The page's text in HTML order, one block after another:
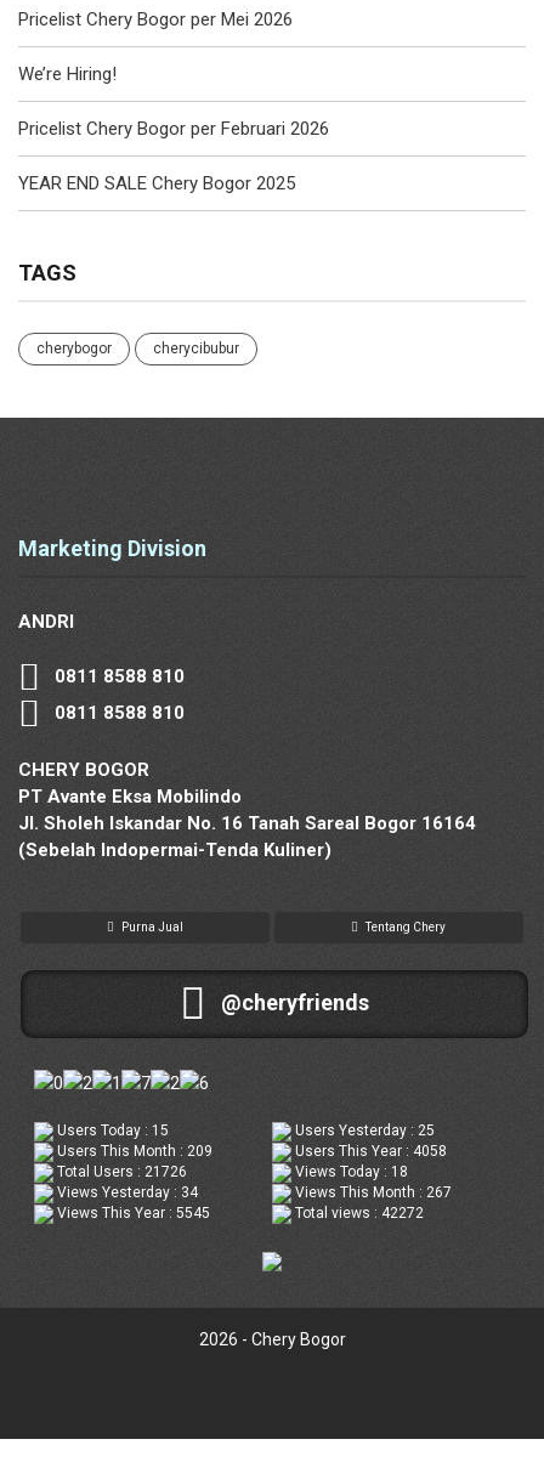
Pricelist Chery Bogor per Mei 2026
We’re Hiring!
Pricelist Chery Bogor per Februari 2026
YEAR END SALE Chery Bogor 2025
TAGS
cherybogor cherycibubur
Marketing Division
ANDRI
0811 8588 810
0811 8588 810
CHERY BOGOR
PT Avante Eksa Mobilindo
Jl. Sholeh Iskandar No. 16 Tanah Sareal Bogor 16164
(Sebelah Indopermai-Tenda Kuliner)
Purna Jual Tentang Chery
@cheryfriends
Users Today : 15
Users Yesterday : 25
Users This Month : 209
Users This Year : 4058
Total Users : 21726
Views Today : 18
Views Yesterday : 34
Views This Month : 267
Views This Year : 5545
Total views : 42272
2026 - Chery Bogor